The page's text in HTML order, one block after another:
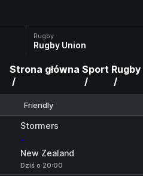
Rugby
Rugby Union
Strona główna Sport Rugby
Friendly
Stormers
-
New Zealand
Dziś o 20:00